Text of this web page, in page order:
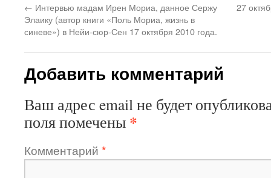
← Интервью мадам Ирен Мориа, данное Сержу
Элаику (автор книги «Поль Мориа, жизнь в
синеве») в Нейи-сюр-Сен 17 октября 2010 года.
27
Добавить комментарий
Ваш адрес email не будет
поля помечены *
Комментарий *